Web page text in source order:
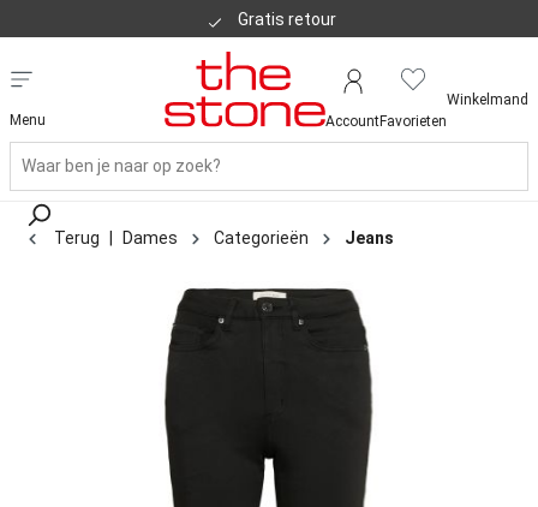
Gratis retour
Menu AccountFavorieten
Winkelmand
Terug Dames Categorieën Jeans